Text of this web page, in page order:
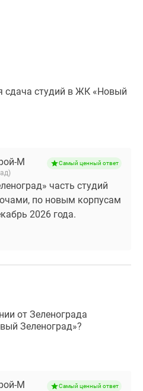
сдача студий в ЖК «Новый
М Самый ценный ответ
часть студий
по новым корпусам
2026 года.
от Зеленограда
Зеленоград»?
М Самый ценный ответ